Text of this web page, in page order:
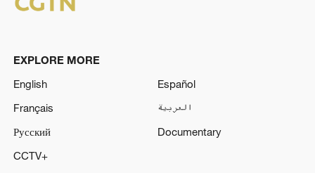
EXPLORE MORE
English
Español
Français
العربية
Русский
Documentary
CCTV+